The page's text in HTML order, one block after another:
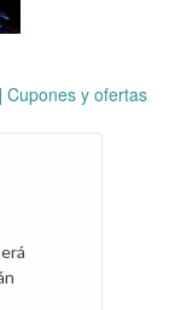
Cupones y ofertas